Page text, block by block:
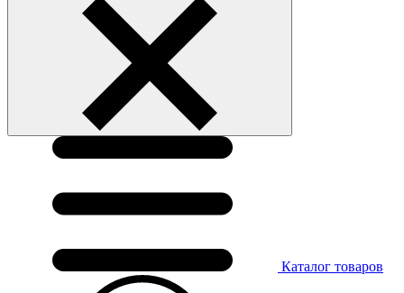
Каталог товаров